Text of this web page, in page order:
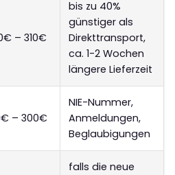
– 310€
bis zu 40%
günstiger als
Direkttransport,
ca. 1-2 Wochen
längere Lieferzeit
– 300€
NIE-Nummer,
Anmeldungen,
Beglaubigungen
falls die neue